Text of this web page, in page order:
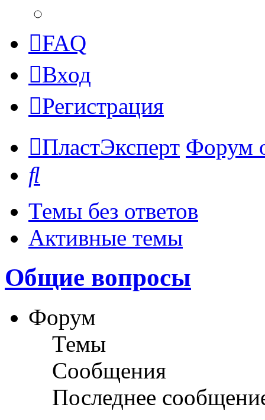
FAQ
Вход
Регистрация
ПластЭксперт Форум
Темы без ответов
Активные темы
Общие вопросы
Форум
Темы
Сообщения
Последнее